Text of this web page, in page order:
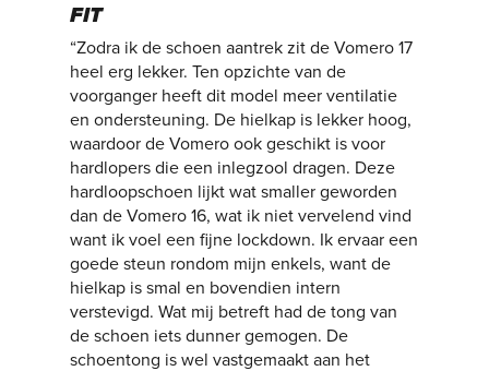
FIT
“Zodra ik de schoen aantrek zit de Vomero 17
heel erg lekker. Ten opzichte van de
voorganger heeft dit model meer ventilatie
en ondersteuning. De hielkap is lekker hoog,
waardoor de Vomero ook geschikt is voor
hardlopers die een inlegzool dragen. Deze
hardloopschoen lijkt wat smaller geworden
dan de Vomero 16, wat ik niet vervelend vind
want ik voel een fijne lockdown. Ik ervaar een
goede steun rondom mijn enkels, want de
hielkap is smal en bovendien intern
verstevigd. Wat mij betreft had de tong van
de schoen iets dunner gemogen. De
schoentong is wel vastgemaakt aan het